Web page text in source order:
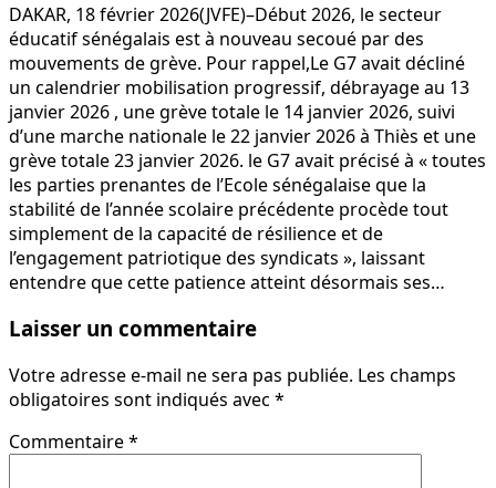
DAKAR, 18 février 2026(JVFE)–Début 2026, le secteur
éducatif sénégalais est à nouveau secoué par des
mouvements de grève. Pour rappel,Le G7 avait décliné
un calendrier mobilisation progressif, débrayage au 13
janvier 2026 , une grève totale le 14 janvier 2026, suivi
d’une marche nationale le 22 janvier 2026 à Thiès et une
grève totale 23 janvier 2026. le G7 avait précisé à « toutes
les parties prenantes de l’Ecole sénégalaise que la
stabilité de l’année scolaire précédente procède tout
simplement de la capacité de résilience et de
l’engagement patriotique des syndicats », laissant
entendre que cette patience atteint désormais ses…
Laisser un commentaire
Votre adresse e-mail ne sera pas publiée. Les champs
obligatoires sont indiqués avec *
Commentaire*